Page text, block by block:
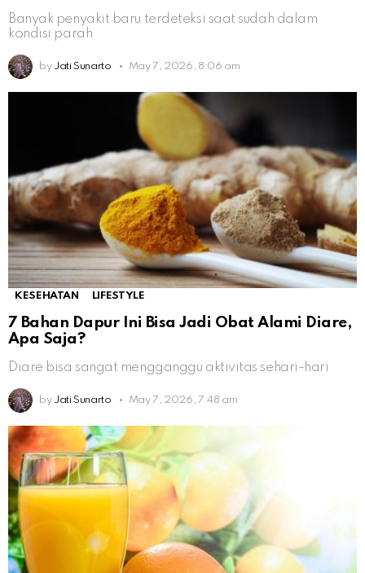
Banyak penyakit baru terdeteksi saat sudah dalam
kondisi parah
by Jati Sunarto May 7, 2026, 8:06 am
KESEHATAN LIFESTYLE
7 Bahan Dapur Ini Bisa Jadi Obat Alami Diare,
Apa Saja?
Diare bisa sangat mengganggu aktivitas sehari-hari
by Jati Sunarto May 7, 2026, 7:48 am